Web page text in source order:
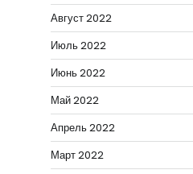
Август 2022
Июль 2022
Июнь 2022
Май 2022
Апрель 2022
Март 2022